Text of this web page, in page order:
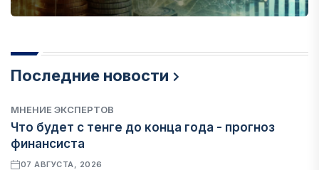
Последние новости
МНЕНИЕ ЭКСПЕРТОВ
Что будет с тенге до конца года - прогноз
финансиста
07 АВГУСТА, 2026